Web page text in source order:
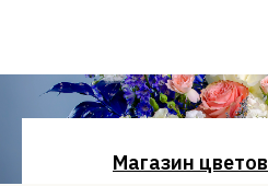
Магазин